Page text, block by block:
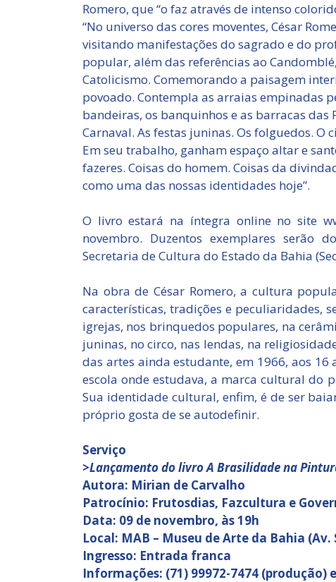
Romero, que “o faz através de intenso
“No universo das cores moventes, César
visitando manifestações do sagrado e do
popular, além das referências ao
Catolicismo. Comemorando a paisagem
povoado. Contempla as arraias empinadas
bandeiras, os banquinhos e as barracas das
Carnaval. As festas juninas. Os folguedos. O
Em seu trabalho, ganham espaço altar e
fazeres. Coisas do homem. Coisas da
como uma das nossas identidades hoje”.
O livro estará na íntegra online no site
novembro. Duzentos exemplares serão
Secretaria de Cultura do Estado da Bahia
Na obra de César Romero, a cultura
características, tradições e peculiaridades,
igrejas, nos brinquedos populares, na
juninas, no circo, nas lendas, na
das artes ainda estudante, em 1966, aos
escola onde estudava, a marca cultural do
Sua identidade cultural, enfim, é de ser
próprio gosta de se autodefinir.
Serviço
>Lançamento do livro A Brasilidade na
Autora: Mirian de Carvalho
Patrocínio: Frutosdias, Fazcultura e
Data: 09 de novembro, às 19h
Local: MAB – Museu de Arte da Bahia
Ingresso: Entrada franca
Informações: (71) 99972-7474 (produção)